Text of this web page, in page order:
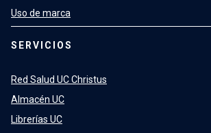
Uso de marca
SERVICIOS
Red Salud UC Christus
Almacén UC
Librerías UC